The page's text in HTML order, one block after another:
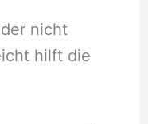
nicht
hilft die